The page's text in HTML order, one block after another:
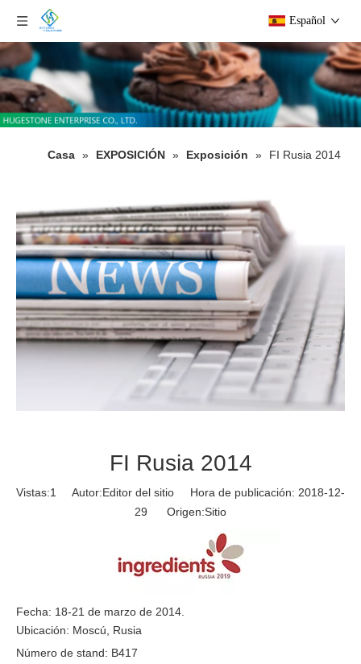
Español
Casa » EXPOSICIÓN » Exposición » FI Rusia 2014
FI Rusia 2014
Vistas:1 Autor:Editor del sitio Hora de publicación: 2018-12-
29 Origen:Sitio
Fecha: 18-21 de marzo de 2014.
Ubicación: Moscú, Rusia
Número de stand: B417